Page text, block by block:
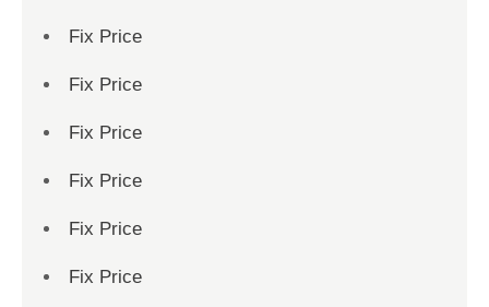
Fix Price
Fix Price
Fix Price
Fix Price
Fix Price
Fix Price